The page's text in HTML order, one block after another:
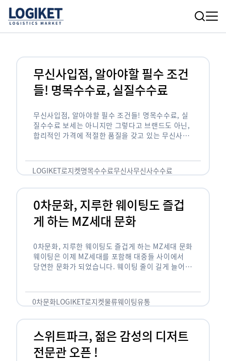
무신사입점, 알아야할 필수 조건
들! 명목수수료, 실질수수료
무신사입점, 알아야할 필수 조건들! 명목수수료, 실
질수수료 보세는 아니지만 그렇다고 브랜드도 아닌,
합리적인 가격에 적절한 품질을 갖고 있는 무신사!
LOGIKET로지켓명목수수료무신사무신사수수료
0차문화, 지루한 웨이팅도 즐겁
게 하는 MZ세대 문화
0차문화, 지루한 웨이팅도 즐겁게 하는 MZ세대 문화
웨이팅은 이제 MZ세대를 포함해 대중들 사이에서
당연한 문화가 되었습니다. 웨이팅 줄이 길게 늘어서
0차문화LOGIKET로지켓물류웨이팅유통
스위트파크, 젊은 감성의 디저트
전문관 오픈 !